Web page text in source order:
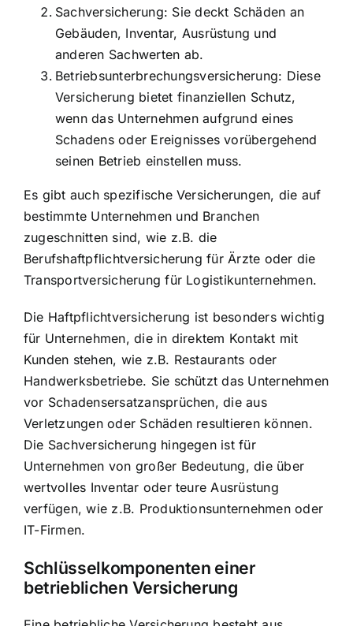
Sachversicherung: Sie deckt Schäden an
Gebäuden, Inventar, Ausrüstung und
anderen Sachwerten ab.
Betriebsunterbrechungsversicherung: Diese
Versicherung bietet finanziellen Schutz,
wenn das Unternehmen aufgrund eines
Schadens oder Ereignisses vorübergehend
seinen Betrieb einstellen muss.
Es gibt auch spezifische Versicherungen, die auf
bestimmte Unternehmen und Branchen
zugeschnitten sind, wie z.B. die
Berufshaftpflichtversicherung für Ärzte oder die
Transportversicherung für Logistikunternehmen.
Die Haftpflichtversicherung ist besonders wichtig
für Unternehmen, die in direktem Kontakt mit
Kunden stehen, wie z.B. Restaurants oder
Handwerksbetriebe. Sie schützt das Unternehmen
vor Schadensersatzansprüchen, die aus
Verletzungen oder Schäden resultieren können.
Die Sachversicherung hingegen ist für
Unternehmen von großer Bedeutung, die über
wertvolles Inventar oder teure Ausrüstung
verfügen, wie z.B. Produktionsunternehmen oder
IT-Firmen.
Schlüsselkomponenten einer
betrieblichen Versicherung